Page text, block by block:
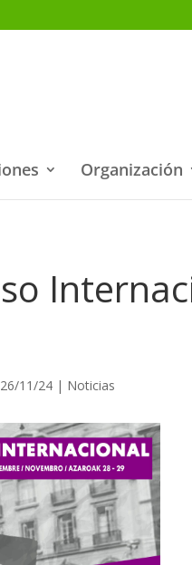
Organización
26/11/24 | Noticias